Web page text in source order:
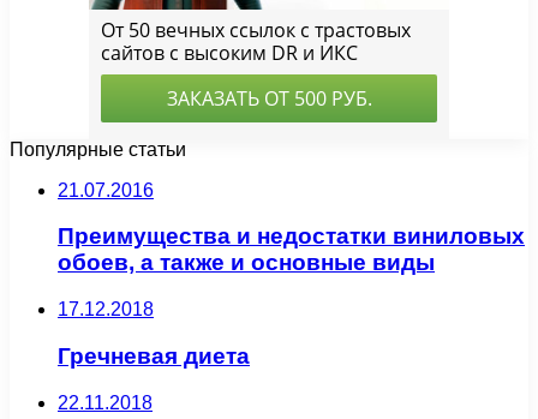
Популярные статьи
21.07.2016
Преимущества и недостатки виниловых
обоев, а также и основные виды
17.12.2018
Гречневая диета
22.11.2018